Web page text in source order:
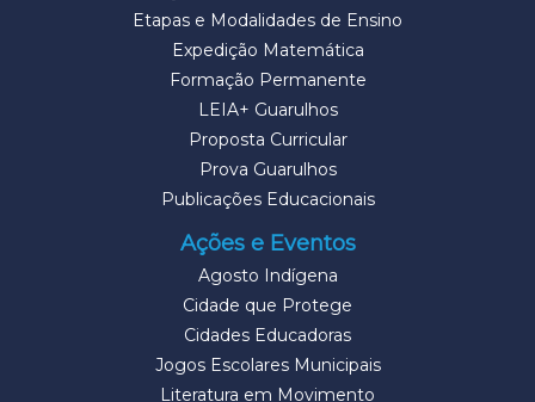
Etapas e Modalidades de Ensino
Expedição Matemática
Formação Permanente
LEIA+ Guarulhos
Proposta Curricular
Prova Guarulhos
Publicações Educacionais
Ações e Eventos
Agosto Indígena
Cidade que Protege
Cidades Educadoras
Jogos Escolares Municipais
Literatura em Movimento